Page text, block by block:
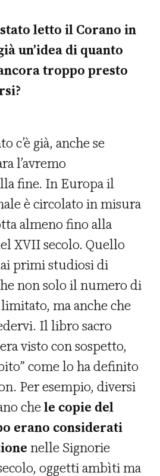
letto il Corano in
un’idea di quanto
troppo presto
c’è già, anche se
l’avremo
fine. In Europa il
è circolato in misura
almeno fino alla
XVII secolo. Quello
primi studiosi di
non solo il numero di
ma anche che
Il libro sacro
visto con sospetto,
come lo ha definito
Per esempio, diversi
chele copie del
erano considerati
nelle Signorie
oggetti ambìti ma